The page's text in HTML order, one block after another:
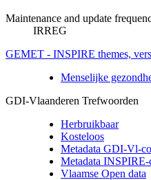
Maintenance and update
IRREG
GEMET - INSPIRE themes,
Menselijke
GDI-Vlaanderen Trefwoorden
Herbruikbaar
Kosteloos
Metadata GDI-Vl-
Metadata
Vlaamse Open data